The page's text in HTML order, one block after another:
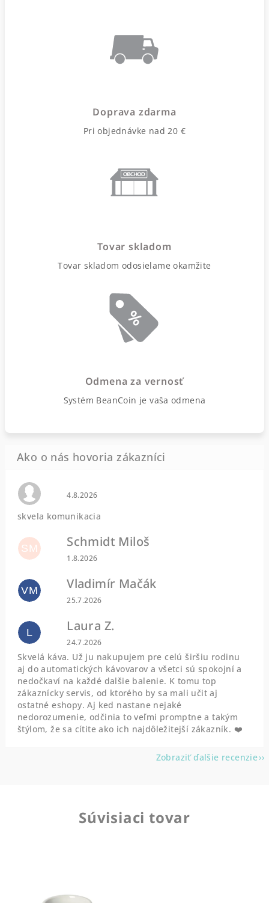
Doprava zdarma
Pri objednávke nad 20 €
Tovar skladom
Tovar skladom odosielame okamžite
Odmena za vernosť
Systém BeanCoin je vaša odmena
Hodnotenie obchodu je 0 z 5 hviezdičiek.
4.8.2026
skvela komunikacia
SM Schmidt Miloš
Hodnotenie obchodu je 5 z 5 hviezdičiek.
1.8.2026
VM Vladimír Mačák
Hodnotenie obchodu je 5 z 5 hviezdičiek.
25.7.2026
L Laura Z.
Hodnotenie obchodu je 5 z 5 hviezdičiek.
24.7.2026
Skvelá káva. Už ju nakupujem pre celú širšiu rodinu
aj do automatických kávovarov a všetci sú spokojní a
nedočkaví na každé dalšie balenie. K tomu top
zákaznícky servis, od ktorého by sa mali učit aj
ostatné eshopy. Aj ked nastane nejaké
nedorozumenie, odčinia to veľmi promptne a takým
štýlom, že sa cítite ako ich najdôležitejší zákazník. ❤️
Zobraziť ďalšie recenzie
Súvisiaci tovar